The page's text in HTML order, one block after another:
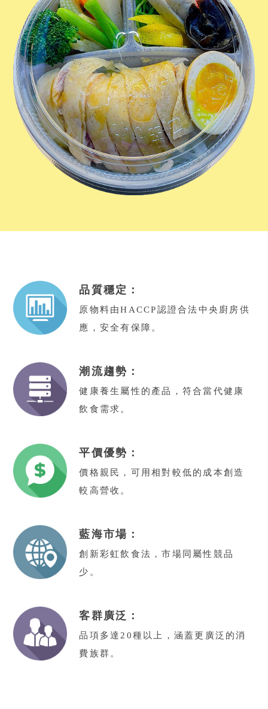
品質穩定：
原物料由HACCP認證合法中央廚房供
應，安全有保障。
潮流趨勢：
健康養生屬性的產品，符合當代健康
飲食需求。
平價優勢：
價格親民，可用相對較低的成本創造
較高營收。
藍海市場：
創新彩虹飲食法，市場同屬性競品
少。
客群廣泛：
品項多達20種以上，涵蓋更廣泛的消
費族群。